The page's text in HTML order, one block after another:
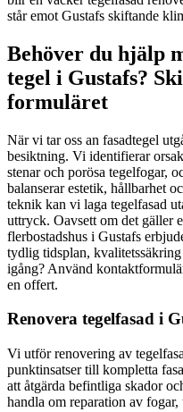
står emot Gustafs skiftande
Behöver du hjälp
tegel i Gustafs?
formuläret
När vi tar oss an fasadtegel
besiktning. Vi identifierar
sten­ar och porösa tegelfogar,
balanserar estetik, hållbarhet
teknik kan vi laga tegelfasad
uttryck. Oavsett om det gäller
flerbostadshus i Gustafs
tydlig tidsplan,
igång? Använd
en offert.
Renovera tegelfasad i
Vi utför renovering av
punktinsatser till kompletta
att åtgärda befintliga skador
handla om reparation av fogar,